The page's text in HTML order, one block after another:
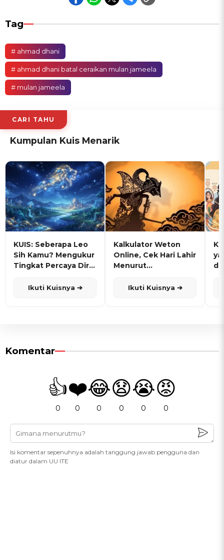
Tag
# ahmad dhani
# ahmad dhani batal ceraikan mulan jameela
# mulan jameela
CARI TAHU
Kumpulan Kuis Menarik
KUIS: Seberapa Leo
Sih Kamu? Mengukur
Tingkat Percaya Diri
Ikuti Kuisnya ➔
Kalkulator Weton
Online, Cek Hari Lahir
Menurut
Ikuti Kuisnya ➔
Komentar
👍
0
❤️
0
😂
0
😧
0
😭
0
😡
0
Isi komentar sepenuhnya adalah tanggung jawab pengguna dan
diatur dalam UU ITE